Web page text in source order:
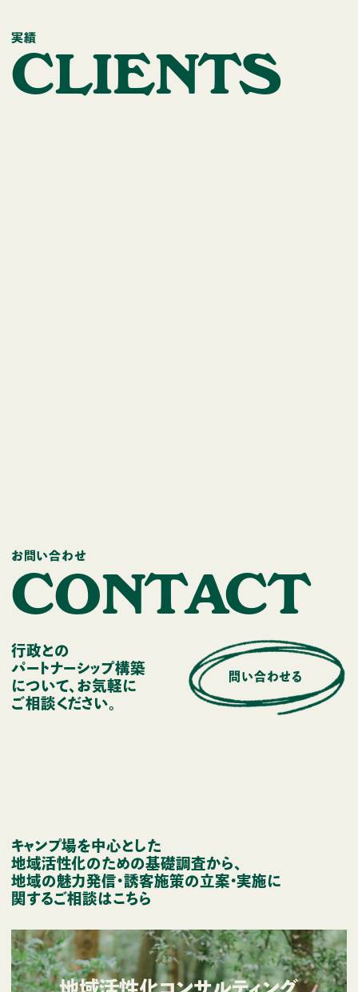
実績
CLIENTS
お問い合わせ
CONTACT
行政との
パートナーシップ構築
について、お気軽に
ご相談ください。
問い合わせる
キャンプ場を中心とした
地域活性化のための基礎調査から、
地域の魅力発信・誘客施策の立案・実施に
関するご相談はこちら